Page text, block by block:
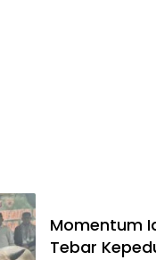
Momentum
Tebar